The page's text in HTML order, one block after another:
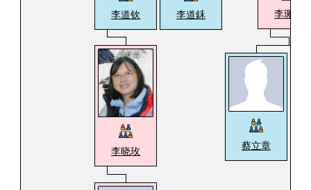
李道钦
李晓玫
李道鉌 李珮瑶
蔡立章